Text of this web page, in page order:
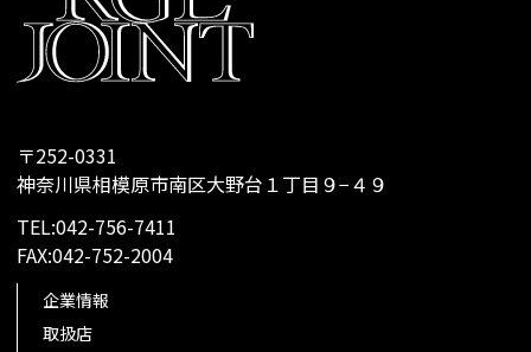
〒252-0331
神奈川県相模原市南区大野台１丁目９−４９
TEL:042-756-7411
FAX:042-752-2004
企業情報
取扱店